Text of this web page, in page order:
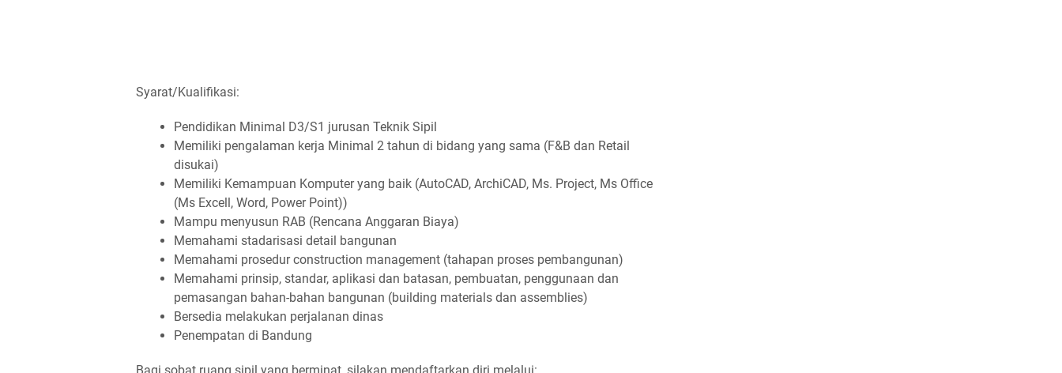
Syarat/Kualifikasi:
Pendidikan Minimal D3/S1 jurusan Teknik Sipil
Memiliki pengalaman kerja Minimal 2 tahun di bidang yang sama (F&B dan Retail
disukai)
Memiliki Kemampuan Komputer yang baik (AutoCAD, ArchiCAD, Ms. Project, Ms Office
(Ms Excell, Word, Power Point))
Mampu menyusun RAB (Rencana Anggaran Biaya)
Memahami stadarisasi detail bangunan
Memahami prosedur construction management (tahapan proses pembangunan)
Memahami prinsip, standar, aplikasi dan batasan, pembuatan, penggunaan dan
pemasangan bahan-bahan bangunan (building materials dan assemblies)
Bersedia melakukan perjalanan dinas
Penempatan di Bandung
Bagi sobat ruang sipil yang berminat, silakan mendaftarkan diri melalui: